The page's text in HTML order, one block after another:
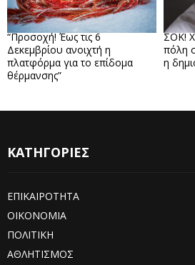
“Προσοχή! Έως τις 6
Δεκεμβρίου ανοιχτή η
πλατφόρμα για το επίδομα
θέρμανσης”
ΣΟΚ!
πόλη
η
ΚΑΤΗΓΟΡΙΕΣ
ΕΠΙΚΑΙΡΟΤΗΤΑ
ΟΙΚΟΝΟΜΙΑ
ΠΟΛΙΤΙΚΗ
ΑΘΛΗΤΙΣΜΟΣ